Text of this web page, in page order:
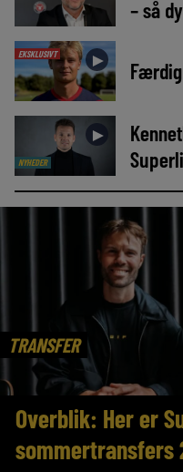
– så
EKSKLUSIVT ►
NYHEDER
►
TRANSFER
Overblik: Her er
sommertransfers